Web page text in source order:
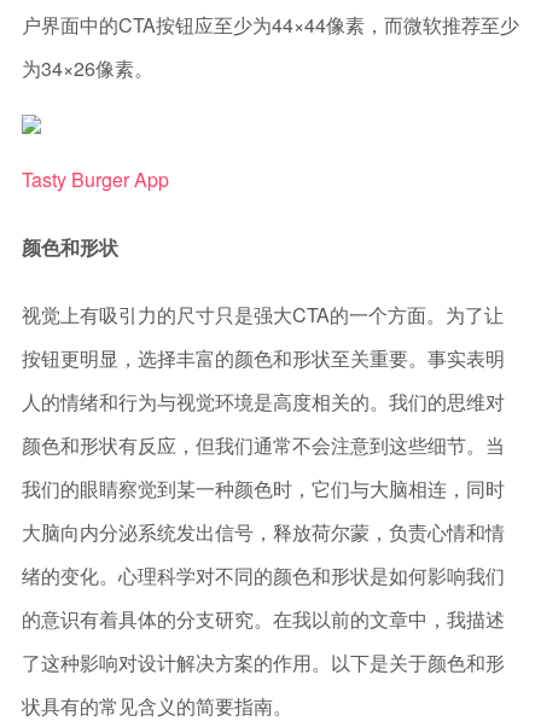
户界面中的CTA按钮应至少为44×44像素，而微软推荐至少
为34×26像素。
Tasty Burger App
颜色和形状
视觉上有吸引力的尺寸只是强大CTA的一个方面。为了让
按钮更明显，选择丰富的颜色和形状至关重要。事实表明
人的情绪和行为与视觉环境是高度相关的。我们的思维对
颜色和形状有反应，但我们通常不会注意到这些细节。当
我们的眼睛察觉到某一种颜色时，它们与大脑相连，同时
大脑向内分泌系统发出信号，释放荷尔蒙，负责心情和情
绪的变化。心理科学对不同的颜色和形状是如何影响我们
的意识有着具体的分支研究。在我以前的文章中，我描述
了这种影响对设计解决方案的作用。以下是关于颜色和形
状具有的常见含义的简要指南。